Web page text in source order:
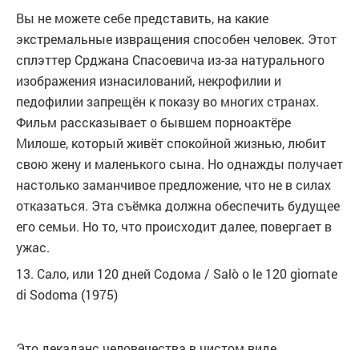
Вы не можете себе представить, на какие
экстремальные извращения способен человек. Этот
сплэттер Срджана Спасоевича из-за натурального
изображения изнасилований, некрофилии и
педофилии запрещён к показу во многих странах.
Фильм рассказывает о бывшем порноактёре
Милоше, который живёт спокойной жизнью, любит
свою жену и маленького сына. Но однажды получает
настолько заманчивое предложение, что не в силах
отказаться. Эта съёмка должна обеспечить будущее
его семьи. Но то, что происходит далее, повергает в
ужас.
13. Сало, или 120 дней Содома / Salò o le 120 giornate
di Sodoma (1975)